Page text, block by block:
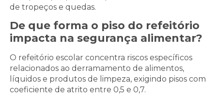
de tropeços e quedas.
De que forma o piso do refeitório
impacta na segurança alimentar?
O refeitório escolar concentra riscos específicos
relacionados ao derramamento de alimentos,
líquidos e produtos de limpeza, exigindo pisos com
coeficiente de atrito entre 0,5 e 0,7.